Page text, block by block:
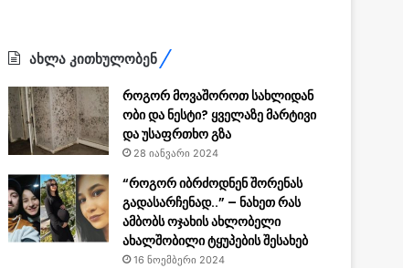
ახლა კითხულობენ
როგორ მოვაშოროთ სახლიდან
ობი და ნესტი? ყველაზე მარტივი
და უსაფრთხო გზა
28 იანვარი 2024
“როგორ იბრძოდნენ შორენას
გადასარჩენად..” – ნახეთ რას
ამბობს ოჯახის ახლობელი
ახალშობილი ტყუპების შესახებ
16 ნოემბერი 2024